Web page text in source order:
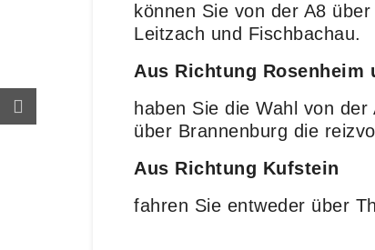
können Sie von der A8
Leitzach und Fischbachau.
Aus Richtung Rosenheim
haben Sie die Wahl von
über Brannenburg die
Aus Richtung Kufstein
fahren Sie entweder über